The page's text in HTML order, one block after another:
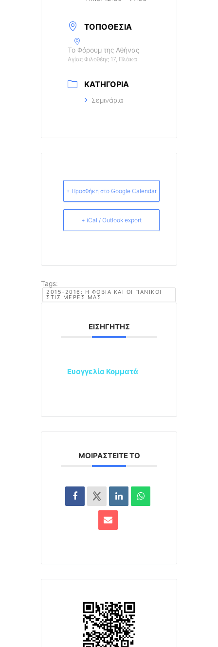
ΤΟΠΟΘΕΣΊΑ
Το Φόρουμ της Αθήνας
Αγίας Φιλοθέης 17, Πλάκα
ΚΑΤΗΓΟΡΊΑ
Σεμινάρια
+ Προσθήκη στο Google Calendar
+ iCal / Outlook export
Tags:
2015-2016: Η ΦΟΒΊΑ ΚΑΙ ΟΙ ΠΑΝΙΚΟΊ
ΣΤΙΣ ΜΈΡΕΣ ΜΑΣ
ΕΙΣΗΓΗΤΉΣ
Ευαγγελία Κομματά
ΜΟΙΡΑΣΤΕΊΤΕ ΤΟ